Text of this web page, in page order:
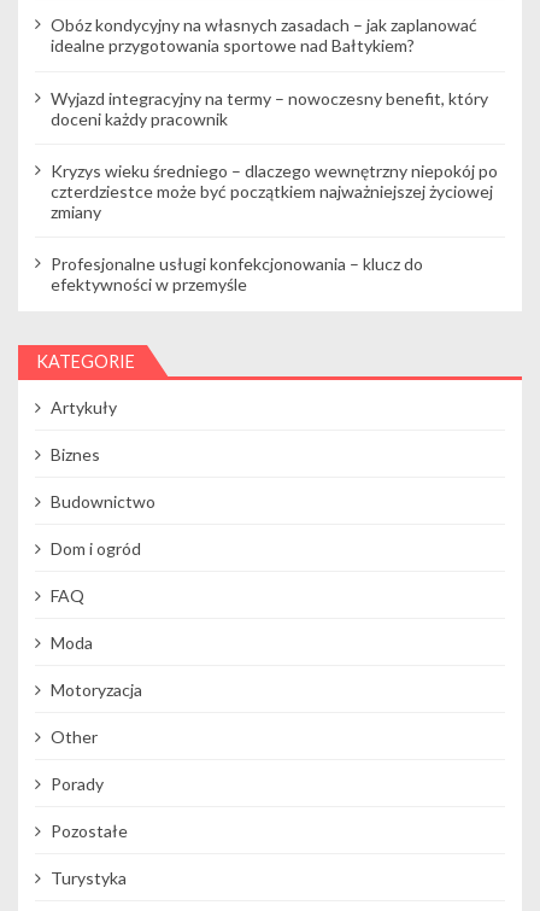
uObóz kondycyjny na własnych zasadach – jak zaplanować
idealne przygotowania sportowe nad Bałtykiem?
Wyjazd integracyjny na termy – nowoczesny benefit, który
doceni każdy pracownik
Kryzys wieku średniego – dlaczego wewnętrzny niepokój po
czterdziestce może być początkiem najważniejszej życiowej
zmiany
Profesjonalne usługi konfekcjonowania – klucz do
efektywności w przemyśle
KATEGORIE
Artykuły
Biznes
Budownictwo
Dom i ogród
FAQ
Moda
Motoryzacja
Other
Porady
Pozostałe
Turystyka